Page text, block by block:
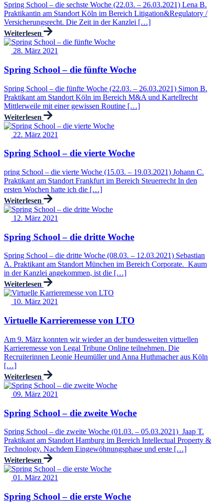
Spring School – die sechste Woche (22.03. – 26.03.2021) Lena B.
Praktikantin am Standort Köln im Bereich Litigation&Regulatory /
Versicherungsrecht. Die Zeit in der Kanzlei […]
Weiterlesen
28. März 2021
Spring School – die fünfte Woche
Spring School – die fünfte Woche (22.03. – 26.03.2021) Simon B.
Praktikant am Standort Köln im Bereich M&A und Kartellrecht
Mittlerweile mit einer gewissen Routine […]
Weiterlesen
22. März 2021
Spring School – die vierte Woche
pring School – die vierte Woche (15.03. – 19.03.2021) Johann C.
Praktikant am Standort Frankfurt im Bereich Steuerrecht In den
ersten Wochen hatte ich die […]
Weiterlesen
12. März 2021
Spring School – die dritte Woche
Spring School – die dritte Woche (08.03. – 12.03.2021) Sebastian
A. Praktikant am Standort München im Bereich Corporate. Kaum
in der Kanzlei angekommen, ist die […]
Weiterlesen
10. März 2021
Virtuelle Karrieremesse von LTO
Am 9. März konnten wir wieder an der bundesweiten virtuellen
Karrieremesse von Legal Tribune Online teilnehmen. Die
Recruiterinnen Leonie Heumüller und Anna Huthmacher aus Köln
[…]
Weiterlesen
09. März 2021
Spring School – die zweite Woche
Spring School – die zweite Woche (01.03. – 05.03.2021) Jaap T.
Praktikant am Standort Hamburg im Bereich Intellectual Property &
Technology. Nachdem Eingewöhnungsphase und erste […]
Weiterlesen
01. März 2021
Spring School – die erste Woche